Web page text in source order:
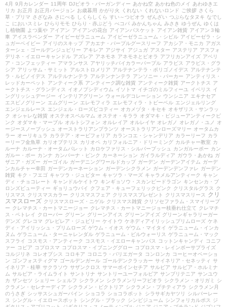
4月 9月カレンダー 11周年 DJビオラ・バーガンディー あかね空 あかね色のメイ
あわゆきエ
リカ お正月 お正月バージョン お歳暮用 かがり火 くれない くれないロンド ご挨拶 さくら
草・プリマ さざなみ さにべる しくらしくら すい～つビオラ ぜんざい つぶらなタヌキ なでし
こ
においスミレ ひらりモモ ひらり・赤ぶどう べコパ みかんちゃん みさき ゆうぜん
ゆくは
し植物園
よつ葉や アイアン アイアンの花台 アイアンバスケット アイアン雑貨 アイアン３輪
車 アイスラベンダー アイビーゼラニューム アイビーゼラニューム・シビル アイビーゼラ・シ
ュガーベイビー アイリのスキップ アカエナ・パープルグースリーフ アカシア・モニカ アガス
ターシェ・ゴールデンジュビリー アキレア アジサイ アジュガ アスター アステリア アスフォ
デリネ・イエローキャンドル アズレア アネモネ アネモネとビオラ アフリカンアイズ アベリ
ア・コンフェッティー アマランサス アヤリッチバイカラーパープル アラビス
アラビス・グラ
シア アリッサム・サミット アルストロメリア アルテナンテラ・ポリゴノイデス
アルテナンテ
ラ・ルビノイデス
アルテルナンテラ アルテンナンテラ アンソニー・パーカー アンティリス・
レッドカーペット
アンティーク系 アンティーク調な雑貨 アンティーク雑貨 アークトチス
ア
ークトチス・グランディス
イオノプシディウム イソトマ イチゴのミルフィーユ イベリス
イ
ングリッシュデージー インテリアグリーン ウォールデコレーション ウンシニア エキナセア
エスピノグリーン エムグリーン エレモフィラ エレモフィラ・トビーベル エンジェルリング
エンジェルレース
エンジェル・ローズピコティー オカメヅタ・キセキ オキザリス・サンラッ
ク
オシャレな雑貨 オステオスペルマム オステオ・キララ
オダマキ・ビジューアンティークピ
ンク
オダマキ・マーブル オルトシフォン オルレイア オルレイヤ オレガノ オレガノ・ユノ
オ
ージースノーブッシュ
オーストラリアンプランツ オーストラリアンローズマリー オータムカ
ラー オーリキュラ カラテア・オービフォリア カランコエ・シャンデリア カラーリーフ カラ
ーリーフ金魚草 カリオプテリス カリオペ カリフォルニア・ドリーミング カルチャー教室 カ
ルーナ カルーナ・オータムパレット カロケファリス・シルバーブッシュ カンガルーポー カン
ガルー・ポー カンナ カンパーナ・ピンク カーネーション ガイラルディア ガウラ・あかね ガ
ザニア・ガズー ガーゴイル ガーデニングワールドカップ ガーデン ガーデンアイテム ガーデ
ンカルチャー幸田
ガーデンカーネーション ガーデンシクラメン ガーデンデンファレ ガーデン
雑貨 キク・フエゴ キャツラ・ジュピター キャツラ・マーズ キャラメルアンティーク
キャン
ディ・チョコレート
キャンドルケイトウ キンギョソウ・スカンピードラゴン キンセンカ・ブ
ロンズビューティー ギョリュウバイ クフェア・キューフェリックピンク クリスタルグラス
ク
リスマス
クリスマスカラー クリスマスフェア クリスマスプレゼント クリスマスリース
クリ
スマスローズ クリスマスローズ・ニゲル クリスマス雑貨 クリソセファラム・スマイリープ
ー クレマチス・カートマニージョー クレマチス・カートマニージョー枝垂れ仕立て クレマチ
ス・ペトレイ
クローバー グリーン グリーンアイス グリーンアイズ グリーンギャラリーガー
デンズ グレコマ グレビレア・ジュビリー ケイトウ ケネディアイリッシュプリムローズ ケネ
ディ・アイリッシュ・プリムローズ ゲウム・イオス ゲウム・マイタイ ゲラニューム・インカ
ヌム ゲラニューム・ターニャレンダル ゲラニューム・ビルウォーリス ゲラニューム・マック
スフライ
コスモス・アンティーク コスモス・イエローキャンパス コットンキャンディ
コニフ
ァー
コピア コプロスマ コプロスマ・イブニンググロー
コプロスマ・レインボーサプライズ
コルジリネ
コレオプシス コロキア コロニラ・バリエガータ コンロンカ
コーヒーオベーショ
ン ゴンフォスティグマ ゴールデンガール ゴールデンクラッカー サイネリア・セネッティ サ
イネリア・桂華 サクラソウ サザンクロス サマーポインセチア サルビア サルビア・ホルミナ
ム サルビア・ライムライト サントリナ サントリーユーフォルビア サンブリテニア サンユウ
カ ザンセツ シェリー シェルフ シクラメン シクラメンリーフビオラ シクラメン・オリガミ
シ
クラメン・セレナーディア シクラメン・ビクトリア シクラメン・プチティアラ
シクラメン月
のうさぎ シッサスシュガーバイン ショコラ ショコラポット シラサギカヤツリ
シルバーレー
ス
シングル・イエロースポット シングル・ブラック シンビジューム シンフォリカルポス
ジ